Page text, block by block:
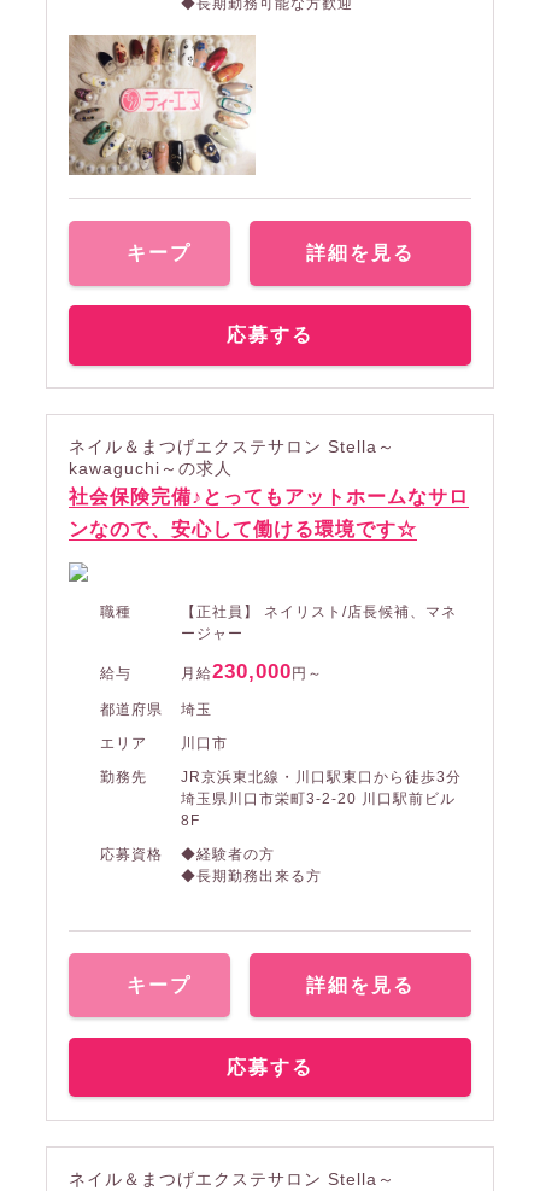
◆長期勤務可能な方歓迎
キープ 詳細を見る
応募する
ネイル＆まつげエクステサロン Stella～
kawaguchi～の求人
社会保険完備♪とってもアットホームなサロ
ンなので、安心して働ける環境です☆
職種
【正社員】 ネイリスト/店長候補、マネ
ージャー
給与 月給230,000 円～
都道府県
埼玉
エリア
川口市
勤務先
JR京浜東北線・川口駅東口から徒歩3分
埼玉県川口市栄町3-2-20 川口駅前ビル
8F
応募資格
◆経験者の方
◆長期勤務出来る方
キープ 詳細を見る
応募する
ネイル＆まつげエクステサロン Stella～